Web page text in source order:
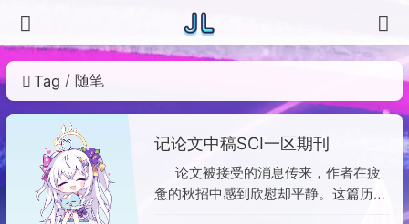
Tag 随笔
记论文中稿SCI一区期刊
论文被接受的消息传来，作者在疲
惫的秋招中感到欣慰却平静。这篇历时